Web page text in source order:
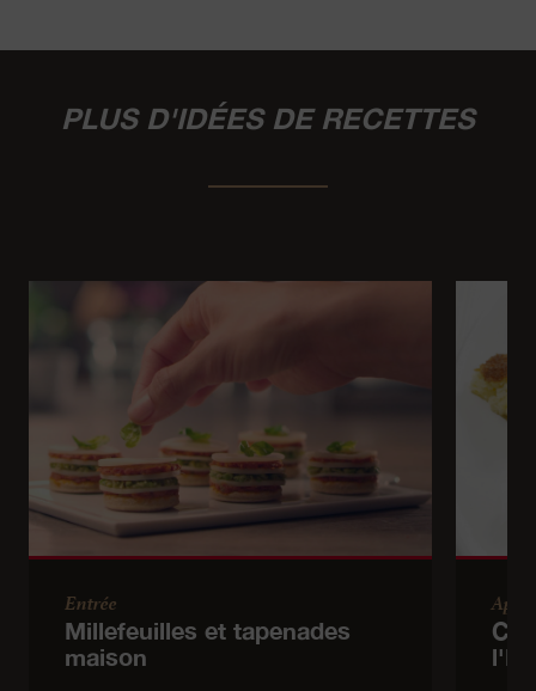
PLUS D'IDÉES DE RECETTES
Entrée
Millefeuilles et tapenades
maison